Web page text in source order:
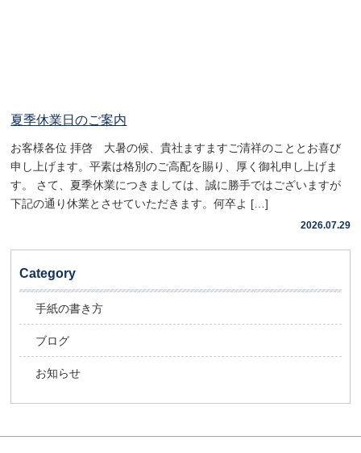
夏季休業日のご案内
お客様各位 拝啓 大暑の候、貴社ますますご清祥のこととお喜び
申し上げます。平素は格別のご高配を賜り、厚く御礼申し上げま
す。 さて、夏季休業につきましては、誠に勝手ではございますが
下記の通り休業とさせていただきます。何卒よ […]
2026.07.29
Category
手紙の書き方
ブログ
お知らせ